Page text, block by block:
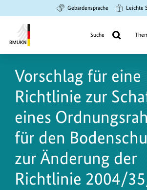
Hauptinhalt
springen
Suche
springen
Hauptnavigation
springen
Gebärdensprache Leichte
Umwelt,
Naturschutz
nukleare
Sicherheit
Suche
A
Z
Vorschlag für eine
Richtlinie zur
eines
für den
zur Änderung der
Richtlinie 2004/